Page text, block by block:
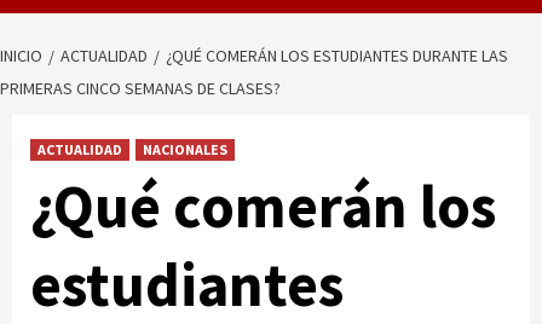
INICIO ACTUALIDAD
¿QUÉ COMERÁN LOS ESTUDIANTES DURANTE LAS
PRIMERAS CINCO SEMANAS DE CLASES?
ACTUALIDAD NACIONALES
¿Qué comerán los
estudiantes